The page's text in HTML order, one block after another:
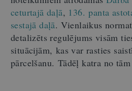
ceturtajā daļā, 136. panta
sestajā daļā. Vienlaikus
detalizēts regulējums visām
situācijām, kas var rasties
pārcelšanu. Tādēļ katra no